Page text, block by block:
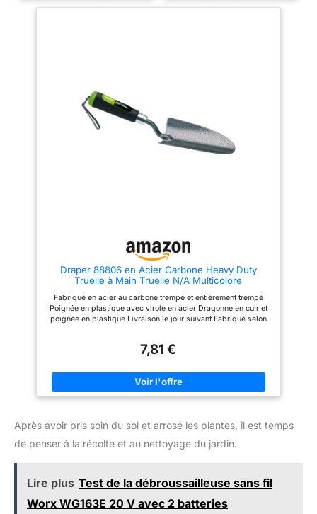
Draper 88806 en Acier Carbone Heavy Duty
Truelle à Main Truelle N/A Multicolore
Fabriqué en acier au carbone trempé et entièrement trempé
Poignée en plastique avec virole en acier Dragonne en cuir et
poignée en plastique Livraison le jour suivant Fabriqué selon
7,81 €
Après avoir pris soin du sol et arrosé les plantes, il est temps
de penser à la récolte et au nettoyage du jardin.
Lire plus Test de la débroussailleuse sans fil
Worx WG163E 20 V avec 2 batteries